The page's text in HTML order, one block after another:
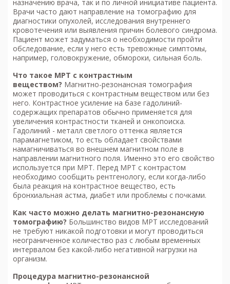
назначению врача, так и по личной инициативе пациента.
Врачи часто дают направление на томографию для
диагностики опухолей, исследования внутреннего
кровотечения или выявления причин болевого синдрома.
Пациент может задуматься о необходимости пройти
обследование, если у него есть тревожные симптомы,
например, головокружение, обмороки, сильная боль.
Что такое МРТ с контрастным
веществом? Магнитно-резонансная томография
может проводиться с контрастным веществом или без
него. Контрастное усиление на базе гадолиний-
содержащих препаратов обычно применяется для
увеличения контрастности тканей и онкопоиска.
Гадолиний - металл светлого оттенка является
парамагнетиком, то есть обладает свойствами
намагничиваться во внешнем магнитном поле в
направлении магнитного поля. Именно это его свойство
используется при МРТ. Перед МРТ с контрастом
необходимо сообщить рентгенологу, если когда-либо
была реакция на контрастное вещество, есть
бронхиальная астма, диабет или проблемы с почками.
Как часто можно делать магнитно-резонансную
томографию? Большинство видов МРТ исследований
не требуют никакой подготовки и могут проводиться
неограниченное количество раз с любым временных
интервалом без какой-либо негативной нагрузки на
организм.
Процедура магнитно-резонансной